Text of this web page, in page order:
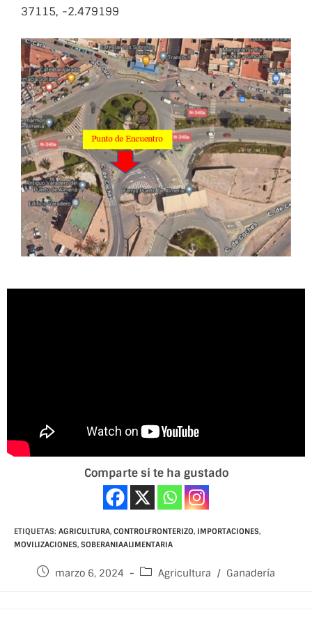
37115, -2.479199
Comparte si te ha gustado
ETIQUETAS: AGRICULTURA, CONTROLFRONTERIZO, IMPORTACIONES,
MOVILIZACIONES, SOBERANIAALIMENTARIA
marzo 6, 2024 Agricultura / Ganadería